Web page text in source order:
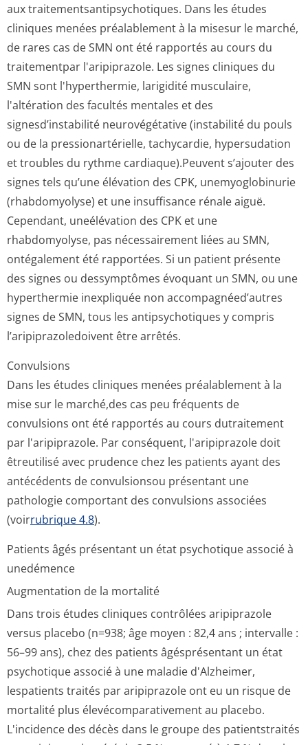
aux traitementsan­tipsychotiques. Dans les études
cliniques menées préalablement à la misesur le marché,
de rares cas de SMN ont été rapportés au cours du
traitementpar l'aripiprazole. Les signes cliniques du
SMN sont l'hyperthermie, larigidité musculaire,
l'altération des facultés mentales et des
signesd’instabilité neurovégétative (instabilité du pouls
ou de la pressionartérielle, tachycardie, hypersudation
et troubles du rythme cardiaque).Peuvent s’ajouter des
signes tels qu’une élévation des CPK, unemyoglobinurie
(rhabdomyolyse) et une insuffisance rénale aiguë.
Cependant, uneélévation des CPK et une
rhabdomyolyse, pas nécessairement liées au SMN,
ontégalement été rapportées. Si un patient présente
des signes ou dessymptômes évoquant un SMN, ou une
hyperthermie inexpliquée non accompagnéed’autres
signes de SMN, tous les antipsychotiques y compris
l’aripiprazole­doivent être arrêtés.
Convulsions
Dans les études cliniques menées préalablement à la
mise sur le marché,des cas peu fréquents de
convulsions ont été rapportés au cours dutraitement
par l'aripiprazole. Par conséquent, l'aripiprazole doit
êtreutilisé avec prudence chez les patients ayant des
antécédents de convulsionsou présentant une
pathologie comportant des convulsions associées
(voirrubrique 4.8).
Patients âgés présentant un état psychotique associé à
unedémence
Augmentation de la mortalité
Dans trois études cliniques contrôlées aripiprazole
versus placebo (n=938; âge moyen : 82,4 ans ; intervalle :
56–99 ans), chez des patients âgésprésentant un état
psychotique associé à une maladie d'Alzheimer,
lespatients traités par aripiprazole ont eu un risque de
mortalité plus élevécomparati­vement au placebo.
L'incidence des décès dans le groupe des patientstraités